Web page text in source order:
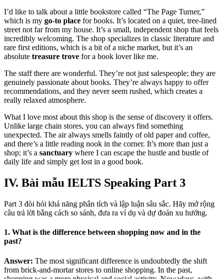
I’d like to talk about a little bookstore called “The Page Turner,”
which is my go-to place for books. It’s located on a quiet, tree-lined
street not far from my house. It’s a small, independent shop that feels
incredibly welcoming. The shop specializes in classic literature and
rare first editions, which is a bit of a niche market, but it’s an
absolute treasure trove for a book lover like me.
The staff there are wonderful. They’re not just salespeople; they are
genuinely passionate about books. They’re always happy to offer
recommendations, and they never seem rushed, which creates a
really relaxed atmosphere.
What I love most about this shop is the sense of discovery it offers.
Unlike large chain stores, you can always find something
unexpected. The air always smells faintly of old paper and coffee,
and there’s a little reading nook in the corner. It’s more than just a
shop; it’s a sanctuary where I can escape the hustle and bustle of
daily life and simply get lost in a good book.
IV. Bài mẫu IELTS Speaking Part 3
Part 3 đòi hỏi khả năng phân tích và lập luận sâu sắc. Hãy mở rộng
câu trả lời bằng cách so sánh, đưa ra ví dụ và dự đoán xu hướng.
1. What is the difference between shopping now and in the
past?
Answer: The most significant difference is undoubtedly the shift
from brick-and-mortar stores to online shopping. In the past,